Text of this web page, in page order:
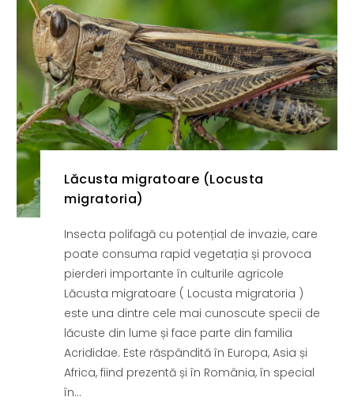
Fertilizanți foliari
Adjuvanți
Pachete tehnologice
Regulatori de creștere
GRÂU DE PRIMĂVARĂ
Tratament semințe
Erbicide
Fungicide
GRÂU DE TOAMNĂ
Tratament semințe
Erbicide
Insecticide
Biostimulatori
Dezinfectant sol
Regulatori de creștere
GRÂU SPELTA
Insecticide
Adjuvanți
NUC
Biostimulatori
Fertilizanți foliari
OLEAGINOASE
Insecticide
OREZ
Insecticide
Fertilizanți foliari
ORZ
Tratament semințe
Insecticide
Fertilizanți foliari
ORZOAICĂ
Tratament semințe
Fungicide
Insecticide
Lăcusta migratoare (Locusta
migratoria)
Insecta polifagă cu potențial de invazie, care
poate consuma rapid vegetația și provoca
pierderi importante în culturile agricole
Lăcusta migratoare ( Locusta migratoria )
este una dintre cele mai cunoscute specii de
lăcuste din lume și face parte din familia
Acrididae. Este răspândită în Europa, Asia și
Africa, fiind prezentă și în România, în special
în...